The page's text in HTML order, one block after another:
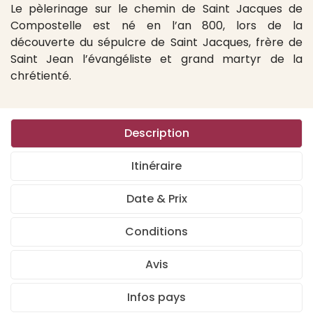
Le pèlerinage sur le chemin de Saint Jacques de
Compostelle est né en l’an 800, lors de la
découverte du sépulcre de Saint Jacques, frère de
Saint Jean l’évangéliste et grand martyr de la
chrétienté.
Description
Itinéraire
Date & Prix
Conditions
Avis
Infos pays